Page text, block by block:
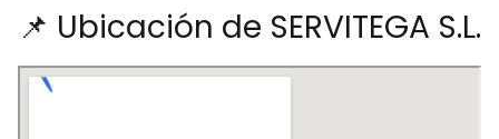
📌 Ubicación de SERVITEGA S.L.